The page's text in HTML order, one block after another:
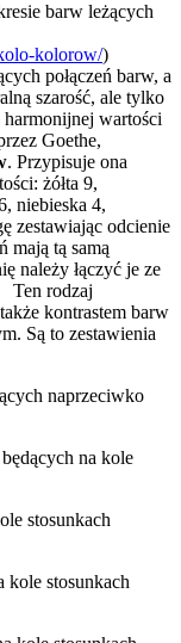
barw leżących
kolorow/)
połączeń barw, a
szarość, ale tylko
wartości
Goethe,
. Przypisuje ona
żółta 9,
niebieska 4,
zestawiając odcienie
mają tą samą
należy łączyć je ze
rodzaj
kontrastem barw
Są to zestawienia
naprzeciwko
na kole
stosunkach
kole stosunkach